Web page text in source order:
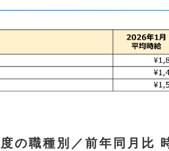
の職種別／前年同月比